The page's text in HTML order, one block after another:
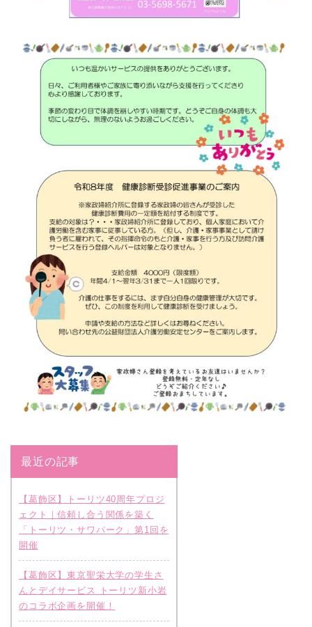
最近の記事
【葛飾区】トーリツ40周年プロジ
ェクト｜信頼し合う関係を築く
「トーリツ・サワパーク」第1回を
開催
【葛飾区】東京聖栄大学の学生さ
んとデイサービス トーリツ新小岩
のコラボ企画を開催！